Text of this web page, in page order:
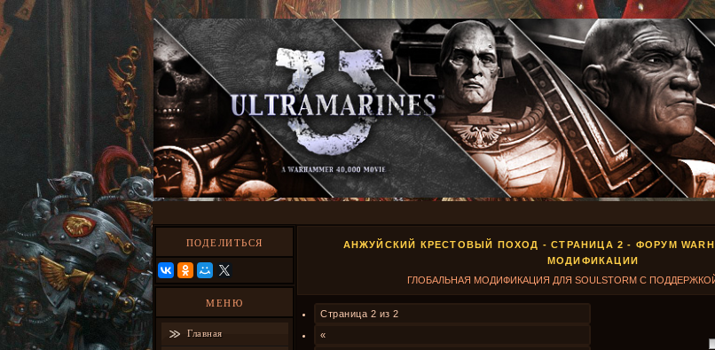
ПОДЕЛИТЬСЯ
МЕНЮ
Главная
АНЖУЙСКИЙ КРЕСТОВЫЙ ПОХОД - СТРАНИЦА 2 - ФОРУМ
МОДИФИКАЦИИ
ГЛОБАЛЬНАЯ МОДИФИКАЦИЯ ДЛЯ SOULSTORM С
Страница 2 из 2
«